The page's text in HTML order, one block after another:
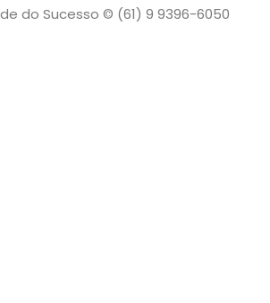
do Sucesso © (61) 9 9396-6050